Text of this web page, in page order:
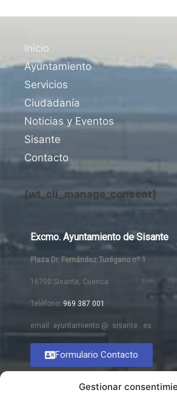
Gestionar
Inicio
Ayuntamiento
Servicios
Ciudadanía
Noticias y Eventos
Sisante
Contacto
[wt_cli_manage_consent]
Excmo. Ayuntamiento de Sisante
Plaza Dr. Fernández Turégano nº 1
16700 Sisante, Cuenca
Teléfono: 969 387 001
email: ayuntamiento @ sisante . es
Formulario Contacto